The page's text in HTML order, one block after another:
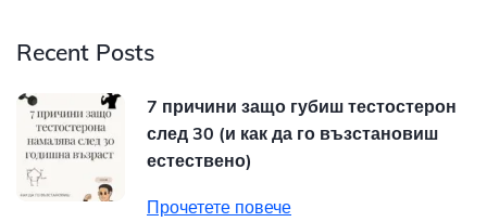
Recent Posts
7 причини защо губиш тестостерон
след 30 (и как да го възстановиш
естествено)
Прочетете повече